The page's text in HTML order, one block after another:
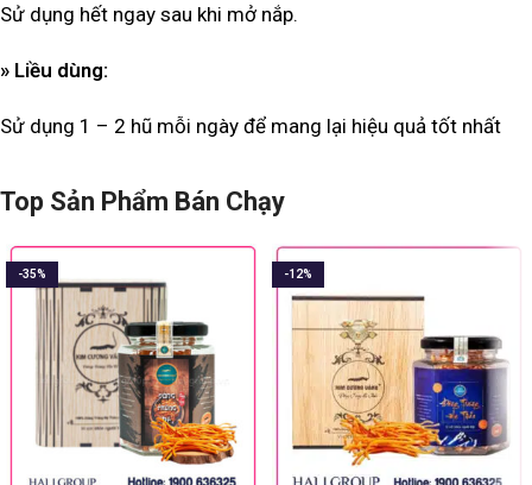
Sử dụng hết ngay sau khi mở nắp.
» Liều dùng:
Sử dụng 1 – 2 hũ mỗi ngày để mang lại hiệu quả tốt nhất
Top Sản Phẩm Bán Chạy
-35% -12%